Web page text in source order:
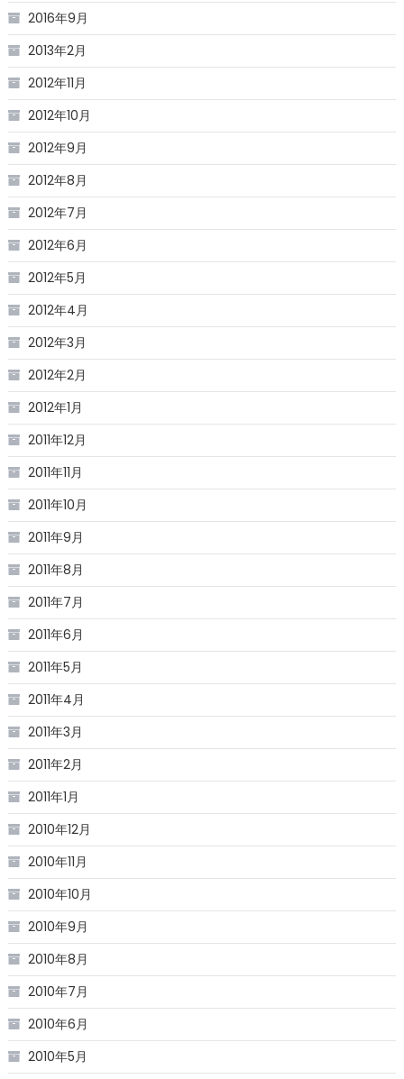
2016年9月
2013年2月
2012年11月
2012年10月
2012年9月
2012年8月
2012年7月
2012年6月
2012年5月
2012年4月
2012年3月
2012年2月
2012年1月
2011年12月
2011年11月
2011年10月
2011年9月
2011年8月
2011年7月
2011年6月
2011年5月
2011年4月
2011年3月
2011年2月
2011年1月
2010年12月
2010年11月
2010年10月
2010年9月
2010年8月
2010年7月
2010年6月
2010年5月